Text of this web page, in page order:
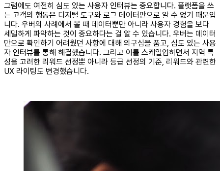
그럼에도 여전히 심도 있는 사용자 인터뷰는 중요합니다. 플랫폼을 쓰
는 고객의 행동은 디지털 도구와 로그 데이터만으로 알 수 없기 때문입
니다. 우버의 사례에서 볼 때 데이터뿐만 아니라 사용자 경험을 보다
세밀하게 파악하는 것이 중요하다는 걸 알 수 있습니다. 우버는 데이터
만으로 확인하기 어려웠던 사항에 대해 의구심을 품고, 심도 있는 사용
자 인터뷰를 통해 해결했습니다. 그리고 이를 스케일업하면서 지역 특
성을 고려한 리워드 선정뿐 아니라 등급 선정의 기준, 리워드와 관련한
UX 라이팅도 변경했습니다.